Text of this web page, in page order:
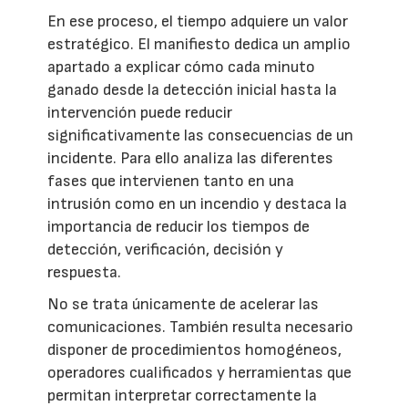
En ese proceso, el tiempo adquiere un valor
estratégico. El manifiesto dedica un amplio
apartado a explicar cómo cada minuto
ganado desde la detección inicial hasta la
intervención puede reducir
significativamente las consecuencias de un
incidente. Para ello analiza las diferentes
fases que intervienen tanto en una
intrusión como en un incendio y destaca la
importancia de reducir los tiempos de
detección, verificación, decisión y
respuesta.
No se trata únicamente de acelerar las
comunicaciones. También resulta necesario
disponer de procedimientos homogéneos,
operadores cualificados y herramientas que
permitan interpretar correctamente la